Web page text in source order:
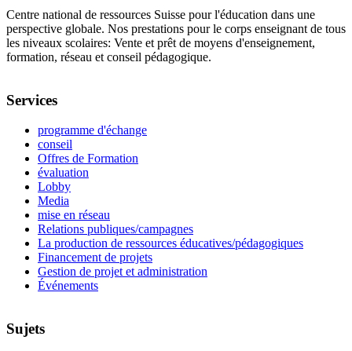
Centre national de ressources Suisse pour l'éducation dans une
perspective globale. Nos prestations pour le corps enseignant de tous
les niveaux scolaires: Vente et prêt de moyens d'enseignement,
formation, réseau et conseil pédagogique.
Services
programme d'échange
conseil
Offres de Formation
évaluation
Lobby
Media
mise en réseau
Relations publiques/campagnes
La production de ressources éducatives/pédagogiques
Financement de projets
Gestion de projet et administration
Événements
Sujets